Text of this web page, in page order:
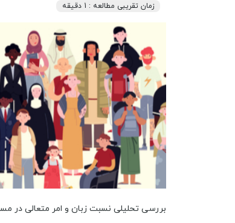
زمان تقریبی مطالعه : 1 دقیقه
بررسی تحلیلی نسبت زبان و امر متعالی در